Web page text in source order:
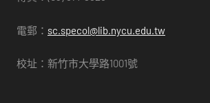
電郵： sc.specol@lib.nycu.edu.tw
校址：新竹市大學路1001號